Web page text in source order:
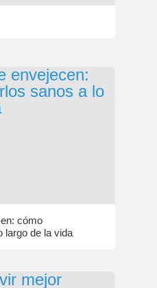
cómo
largo de la vida